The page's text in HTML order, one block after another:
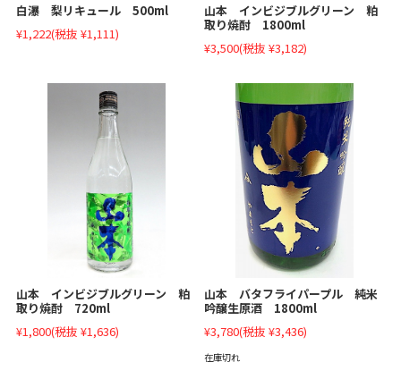
白瀑 梨リキュール 500ml
¥1,222(税抜 ¥1,111)
山本 インビジブルグリーン 粕
取り焼酎 1800ml
¥3,500(税抜 ¥3,182)
山本 インビジブルグリーン 粕
取り焼酎 720ml
¥1,800(税抜 ¥1,636)
山本 バタフライパープル 純米
吟醸生原酒 1800ml
¥3,780(税抜 ¥3,436)
在庫切れ